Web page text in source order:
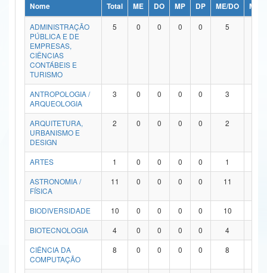
Ministério da Ciência, Tecnologia, Inovações e Comunicações
Ministério do Meio Ambiente
Ministério do Turismo
Ministério do Desenvolvimento Regional
Controladoria-Geral da União
Ministério da Mulher, da Família e dos Direitos Humanos
Secretaria de Governo
Advocacia-Geral da União
Banco Central do Brasil
Nome Total ME DO MP DP ME/DO
MP/
ADMINISTRAÇÃO
PÚBLICA E DE
EMPRESAS,
CIÊNCIAS
CONTÁBEIS E
TURISMO
5 0 0 0 0 5
ANTROPOLOGIA /
ARQUEOLOGIA
3 0 0 0 0 3
ARQUITETURA,
URBANISMO E
DESIGN
2 0 0 0 0 2
ARTES 1 0 0 0 0 1
ASTRONOMIA /
FÍSICA
11 0 0 0 0 11
BIODIVERSIDADE 10 0 0 0 0 10
BIOTECNOLOGIA
4 0 0 0 0 4
CIÊNCIA DA
COMPUTAÇÃO
8 0 0 0 0 8